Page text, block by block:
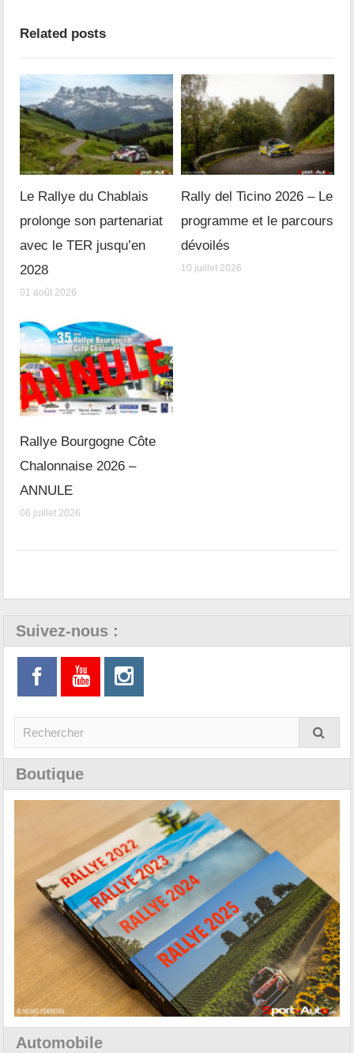
Related posts
Le Rallye du Chablais
prolonge son partenariat
avec le TER jusqu’en
2028
01 août 2026
Rally del Ticino 2026 – Le
programme et le parcours
dévoilés
10 juillet 2026
Rallye Bourgogne Côte
Chalonnaise 2026 –
ANNULE
06 juillet 2026
Suivez-nous :
Boutique
Automobile